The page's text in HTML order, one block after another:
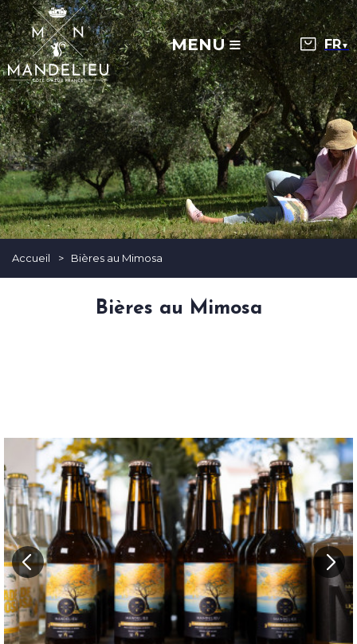
MENU ▼
Accueil > Bières au Mimosa
Bières au Mimosa